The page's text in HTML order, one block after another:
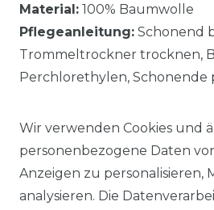
Material: 100% Baumwolle
Pflegeanleitung: Schonend
Trommeltrockner trocknen,
Perchlorethylen, Schonende
Wir verwenden Cookies und
personenbezogene Daten
Anzeigen zu
analysieren. Die